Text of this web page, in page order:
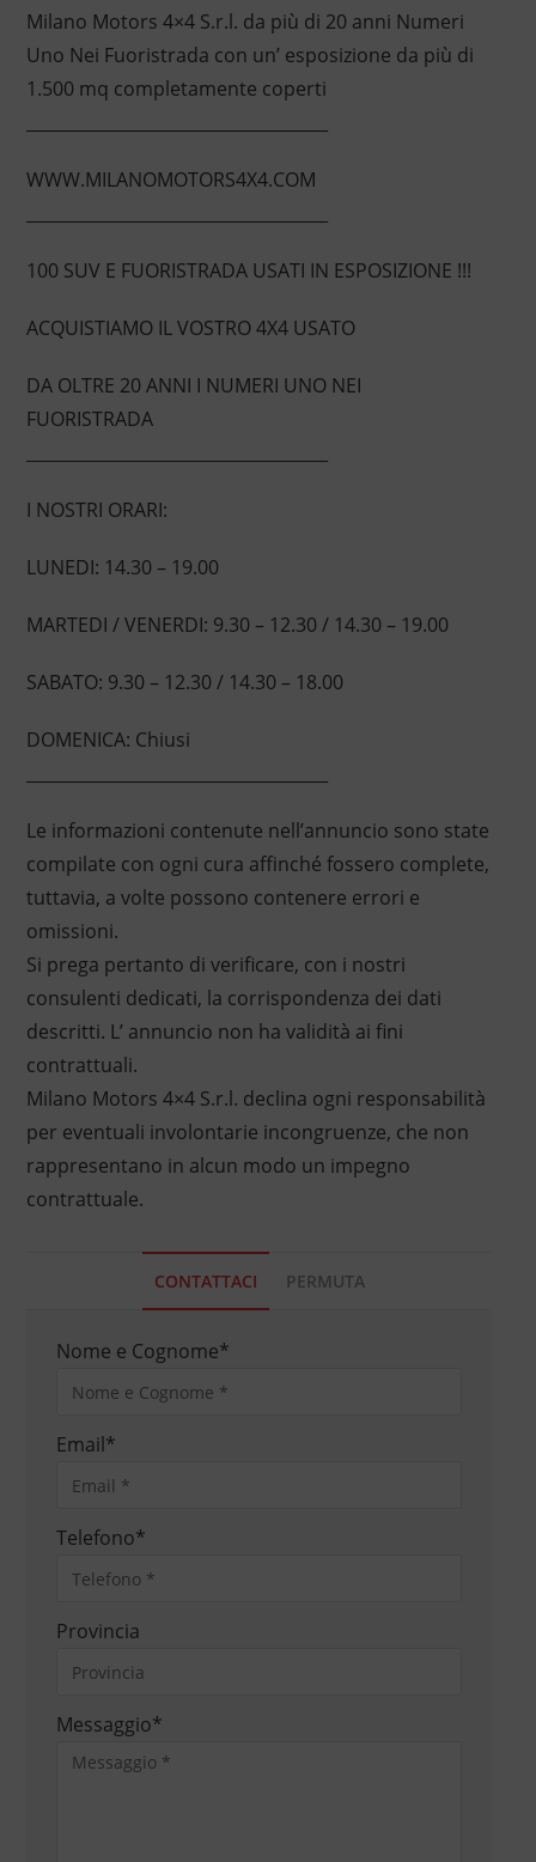
Milano Motors 4×4 S.r.l. da più di 20 anni Numeri
Uno Nei Fuoristrada con un’ esposizione da più di
1.500 mq completamente coperti
WWW.MILANOMOTORS4X4.COM
100 SUV E FUORISTRADA USATI IN ESPOSIZIONE !!!
ACQUISTIAMO IL VOSTRO 4X4 USATO
DA OLTRE 20 ANNI I NUMERI UNO NEI
FUORISTRADA
I NOSTRI ORARI:
LUNEDI: 14.30 – 19.00
MARTEDI / VENERDI: 9.30 – 12.30 / 14.30 – 19.00
SABATO: 9.30 – 12.30 / 14.30 – 18.00
DOMENICA: Chiusi
Le informazioni contenute nell’annuncio sono state
compilate con ogni cura affinché fossero complete,
tuttavia, a volte possono contenere errori e
omissioni.
Si prega pertanto di verificare, con i nostri
consulenti dedicati, la corrispondenza dei dati
descritti. L’ annuncio non ha validità ai fini
contrattuali.
Milano Motors 4×4 S.r.l. declina ogni responsabilità
per eventuali involontarie incongruenze, che non
rappresentano in alcun modo un impegno
contrattuale.
CONTATTACI PERMUTA
Nome e Cognome*
Email*
Telefono*
Provincia
Messaggio*